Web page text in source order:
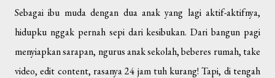
Sebagai ibu muda dengan dua anak yang lagi aktif-aktifnya,
hidupku nggak pernah sepi dari kesibukan. Dari bangun pagi
menyiapkan sarapan, ngurus anak sekolah, beberes rumah, take
video, edit content, rasanya 24 jam tuh kurang! Tapi, di tengah